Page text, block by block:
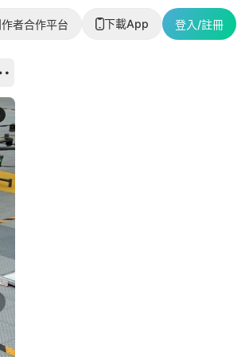
者合作平台 下載App 登入/註冊
slide